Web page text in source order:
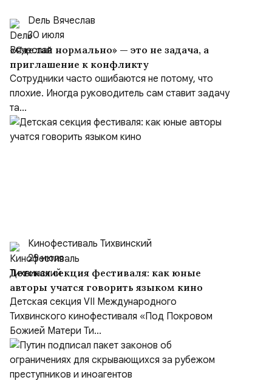
Dель Вячеслав
30 июля
«Сделай нормально» — это не задача, а
приглашение к конфликту
Сотрудники часто ошибаются не потому, что
плохие. Иногда руководитель сам ставит задачу
та...
Кинофестиваль Тихвинский
29 июля
Детская секция фестиваля: как юные
авторы учатся говорить языком кино
Детская секция VII Международного
Тихвинского кинофестиваля «Под Покровом
Божией Матери Ти...